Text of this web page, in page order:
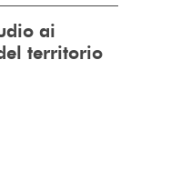
ai
territorio